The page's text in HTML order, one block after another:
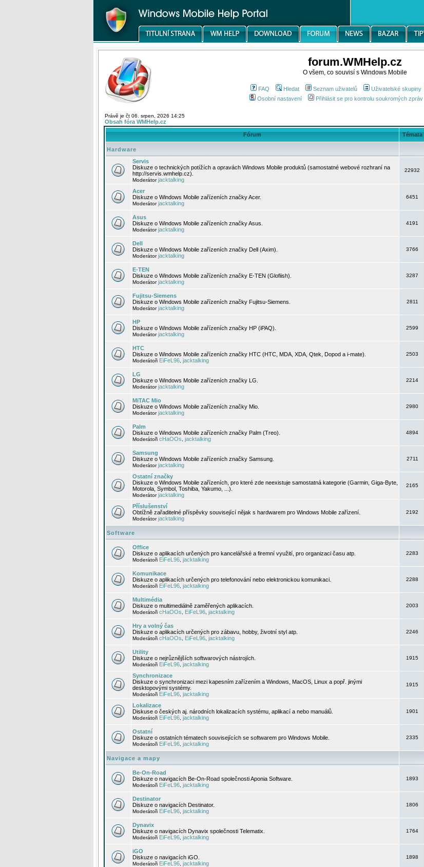
forum.WMHelp.cz
O všem, co souvisí s Windows Mobile
FAQ Hledat Seznam uživatelů Uživatelské skupiny
Osobní nastavení
Přihlásit se pro kontrolu soukromých zpráv
Právě je čt 06. srpen, 2026 14:25
Obsah fóra WMHelp.cz
Fórum Témata
Hardware
Servis
Diskuze o technických potížích a opravách Windows Mobile produktů (samostatné webové rozhraní na
http://servis.wmhelp.cz).
Moderátorjacktalking
22932
Acer
Diskuze o Windows Mobile zařízeních značky Acer.
Moderátorjacktalking
6451
Asus
Diskuze o Windows Mobile zařízeních značky Asus.
Moderátorjacktalking
4191
Dell
Diskuze o Windows Mobile zařízeních značky Dell (Axim).
Moderátorjacktalking
3766
E-TEN
Diskuze o Windows Mobile zařízeních značky E-TEN (Glofiish).
Moderátorjacktalking
3287
Fujitsu-Siemens
Diskuze o Windows Mobile zařízeních značky Fujitsu-Siemens.
Moderátorjacktalking
2811
HP
Diskuze o Windows Mobile zařízeních značky HP (iPAQ).
Moderátorjacktalking
2599
HTC
Diskuze o Windows Mobile zařízeních značky HTC (HTC, MDA, XDA, Qtek, Dopod a i-mate).
Moderátoři EiFeL96 jacktalking
2503
LG
Diskuze o Windows Mobile zařízeních značky LG.
Moderátorjacktalking
2214
MiTAC Mio
Diskuze o Windows Mobile zařízeních značky Mio.
Moderátorjacktalking
2980
Palm
Diskuze o Windows Mobile zařízeních značky Palm (Treo).
Moderátoři cHaOOs jacktalking
4894
Samsung
Diskuze o Windows Mobile zařízeních značky Samsung.
Moderátorjacktalking
2711
Ostatní značky
Diskuze o Windows Mobile zařízeních, pro které zde neexistuje samostatná kategorie (Garmin, Giga-Byte,
Motorola, Symbol, Toshiba, Yakumo, ...).
Moderátorjacktalking
2165
Příslušenství
Obtížně zařaditelné příspěvky související nějak s hardwarem pro Windows Mobile zařízení.
Moderátorjacktalking
2192
Software
Office
Diskuze o aplikacích určených pro kancelářské a firemní využití, pro organizaci času atp.
Moderátoři EiFeL96 jacktalking
2283
Komunikace
Diskuze o aplikacích určených pro telefonování nebo elektronickou komunikaci.
Moderátoři EiFeL96 jacktalking
2288
Multimédia
Diskuze o multimediálně zaměřených aplikacích.
Moderátoři cHaOOs EiFeL96 jacktalking
2003
Hry a volný čas
Diskuze o aplikacích určených pro zábavu, hobby, životní styl atp.
Moderátoři cHaOOs EiFeL96 jacktalking
2246
Utility
Diskuze o nejrůznějších softwarových nástrojích.
Moderátoři EiFeL96 jacktalking
1915
Synchronizace
Diskuze o synchronizaci mezi kapesním zařízením a Windows, MacOS, Linux a popř. jinými
desktopovými systémy.
Moderátoři EiFeL96 jacktalking
1915
Lokalizace
Diskuse o českých aj. národních lokalizacích systému, aplikací a nebo manuálů.
Moderátoři EiFeL96 jacktalking
1901
Ostatní
Diskuze o ostatních tématech souvisejících se softwarem pro Windows Mobile.
Moderátoři EiFeL96 jacktalking
2335
Navigace a mapy
Be-On-Road
Diskuze o navigacích Be-On-Road společnosti Aponia Software.
Moderátoři EiFeL96 jacktalking
1893
Destinator
Diskuze o navigacích Destinator.
Moderátoři EiFeL96 jacktalking
1806
Dynavix
Diskuze o navigacích Dynavix společnosti Telematix.
Moderátoři EiFeL96 jacktalking
1764
iGO
Diskuze o navigacích iGO.
Moderátoři EiFeL96 jacktalking
1898